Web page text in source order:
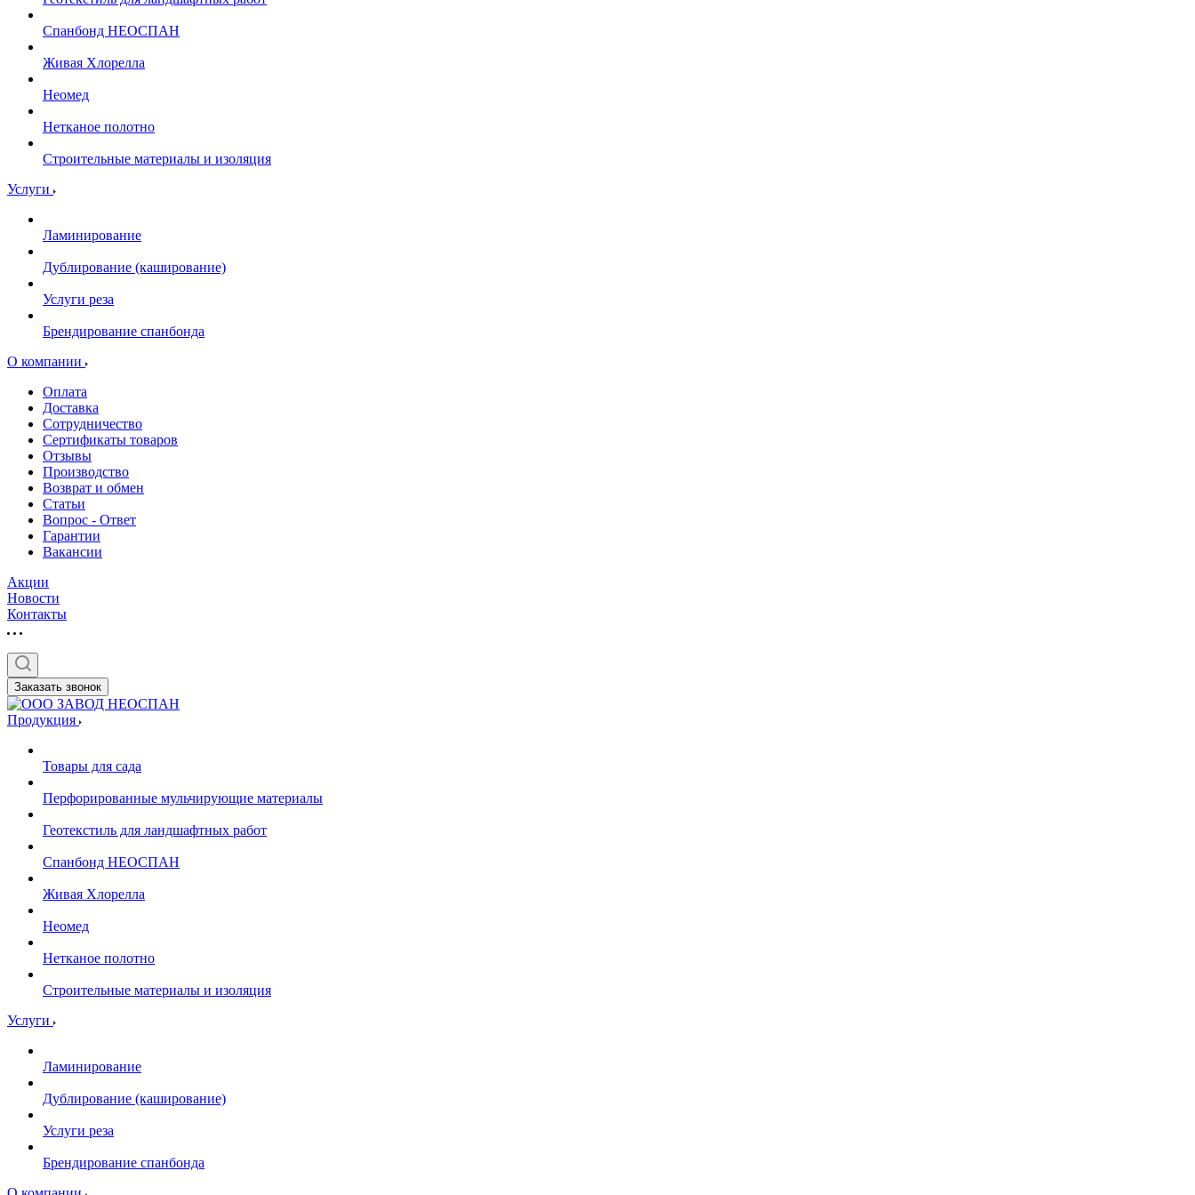
Спанбонд НЕОСПАН
Живая Хлорелла
Нeомед
Нетканое полотно
Строительные материалы и изоляция
Услуги
Ламинирование
Дублирование (каширование)
Услуги реза
Брендирование спанбонда
О компании
Оплата
Доставка
Сотрудничество
Сертификаты товаров
Отзывы
Производство
Возврат и обмен
Статьи
Вопрос - Ответ
Гарантии
Вакансии
Акции
Новости
Контакты
Заказать звонок
Продукция
Товары для сада
Перфорированные мульчирующие материалы
Геотекстиль для ландшафтных работ
Спанбонд НЕОСПАН
Живая Хлорелла
Нeомед
Нетканое полотно
Строительные материалы и изоляция
Услуги
Ламинирование
Дублирование (каширование)
Услуги реза
Брендирование спанбонда